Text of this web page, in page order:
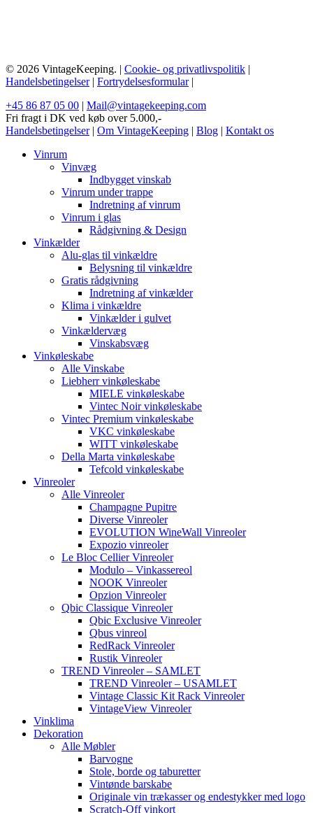
© 2026 VintageKeeping. | Cookie- og privatlivspolitik |
Handelsbetingelser| Fortrydelsesformular|
+45 86 87 05 00 | Mail@vintagekeeping.com
Fri fragt i DK ved køb over 5.000,-
Handelsbetingelser| Om VintageKeeping | Blog | Kontakt os
Vinrum
Vinvæg
Indbygget vinskab
Vinrum under trappe
Indretning af vinrum
Vinrum i glas
Rådgivning & Design
Vinkælder
Alu-glas til vinkældre
Belysning til vinkældre
Gratis rådgivning
Indretning af vinkælder
Klima i vinkældre
Vinkælder i gulvet
Vinkældervæg
Vinskabsvæg
Vinkøleskabe
Alle Vinskabe
Liebherr vinkøleskabe
MIELE vinkøleskabe
Vintec Noir vinkøleskabe
Vintec Premium vinkøleskabe
VKC vinkøleskabe
WITT vinkøleskabe
Della Marta vinkøleskabe
Tefcold vinkøleskabe
Vinreoler
Alle Vinreoler
Champagne Pupitre
Diverse Vinreoler
EVOLUTION WineWall Vinreoler
Expozio vinreoler
Le Bloc Cellier Vinreoler
Modulo – Vinkassereol
NOOK Vinreoler
Opzion Vinreoler
Qbic Classique Vinreoler
Qbic Exclusive Vinreoler
Qbus vinreol
RedRack Vinreoler
Rustik Vinreoler
TREND Vinreoler – SAMLET
TREND Vinreoler – USAMLET
Vintage Classic Kit Rack Vinreoler
VintageView Vinreoler
Vinklima
Dekoration
Alle Møbler
Barvogne
Stole, borde og taburetter
Vintønde barskabe
Originale vin trækasser og endestykker med logo
Scratch-Off vinkort